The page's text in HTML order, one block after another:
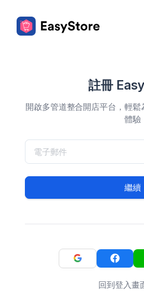
註冊
開啟多管道整合開店平台，輕
體驗
繼續
回到登入畫